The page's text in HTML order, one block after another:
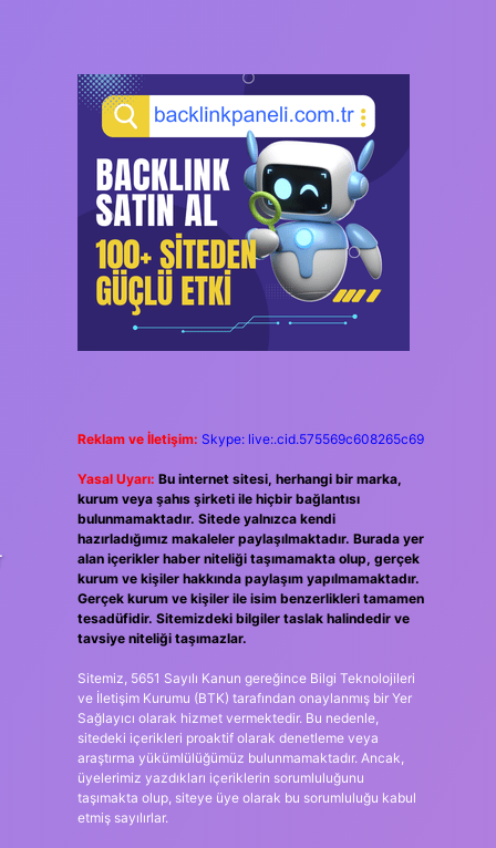
Reklam ve İletişim: Skype: live:.cid.575569c608265c69
Yasal Uyarı: Bu internet sitesi, herhangi bir marka,
kurum veya şahıs şirketi ile hiçbir bağlantısı
bulunmamaktadır. Sitede yalnızca kendi
hazırladığımız makaleler paylaşılmaktadır. Burada yer
alan içerikler haber niteliği taşımamakta olup, gerçek
kurum ve kişiler hakkında paylaşım yapılmamaktadır.
Gerçek kurum ve kişiler ile isim benzerlikleri tamamen
tesadüfidir. Sitemizdeki bilgiler taslak halindedir ve
tavsiye niteliği taşımazlar.
Sitemiz, 5651 Sayılı Kanun gereğince Bilgi Teknolojileri
ve İletişim Kurumu (BTK) tarafından onaylanmış bir Yer
Sağlayıcı olarak hizmet vermektedir. Bu nedenle,
sitedeki içerikleri proaktif olarak denetleme veya
araştırma yükümlülüğümüz bulunmamaktadır. Ancak,
üyelerimiz yazdıkları içeriklerin sorumluluğunu
taşımakta olup, siteye üye olarak bu sorumluluğu kabul
etmiş sayılırlar.